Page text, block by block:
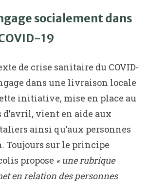
socialement dans
19
de crise sanitaire du COVID-
dans une livraison locale
initiative, mise en place au
d’avril, vient en aide aux
ainsi qu’aux personnes
Toujours sur le principe
propose « une rubrique
en relation des personnes